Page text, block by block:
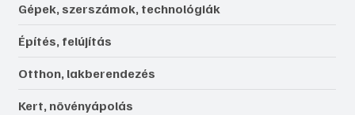
Gépek, szerszámok, technológiák
Építés, felújítás
Otthon, lakberendezés
Kert, növényápolás